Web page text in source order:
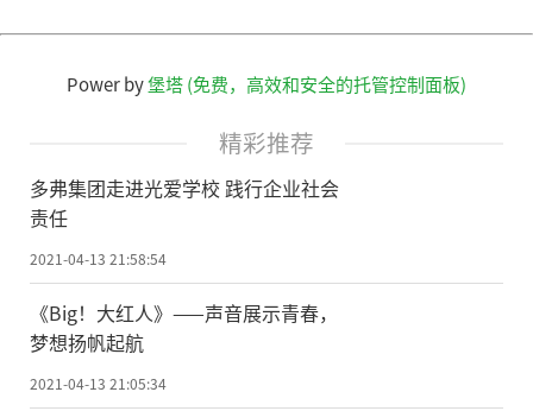
野生动物事业的标志性品牌活动，每年都有
数百万人直接参与。
《名录》共收录鸟类22目75科503种
新修订的《北京市野生动物保护管理条
例》规定，每年的4月为全市的野生动物保护
宣传月，4月的第3周为爱鸟周。
4月13日，北京正式发布了《北京陆生野
生动物名录—鸟类》(以下简称《名录》)。
《名录》共收录鸟类22目75科503种，其中列
Power by堡塔 (免费，高效和安全的托管控制面板)
精彩推荐
多弗集团走进光爱学校 践行企业社会
责任
2021-04-13 21:58:54
《Big！大红人》——声音展示青春，
梦想扬帆起航
2021-04-13 21:05:34